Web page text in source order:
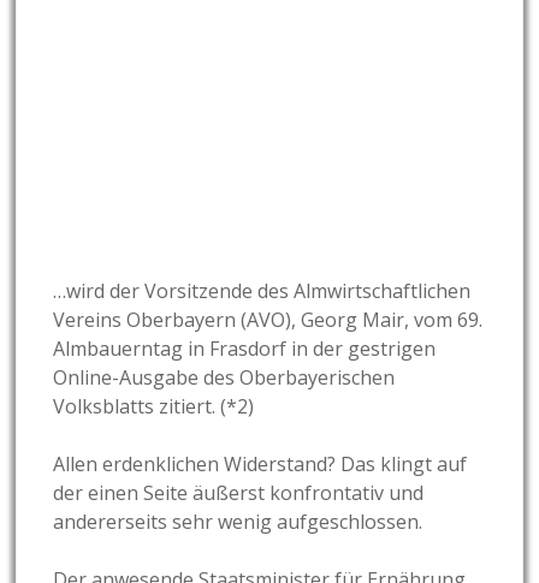
…wird der Vorsitzende des Almwirtschaftlichen
Vereins Oberbayern (AVO), Georg Mair, vom 69.
Almbauerntag in Frasdorf in der gestrigen
Online-Ausgabe des Oberbayerischen
Volksblatts zitiert. (*2)
Allen erdenklichen Widerstand? Das klingt auf
der einen Seite äußerst konfrontativ und
andererseits sehr wenig aufgeschlossen.